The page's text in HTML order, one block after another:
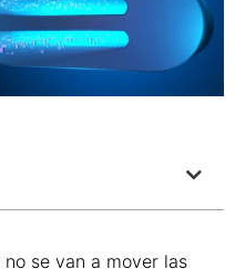
se van a mover las